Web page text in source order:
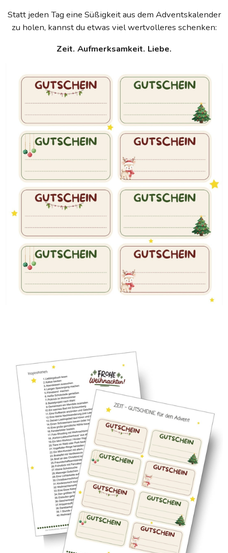
Statt jeden Tag eine Süßigkeit aus dem Adventskalender
zu holen, kannst du etwas viel wertvolleres schenken:
Zeit. Aufmerksamkeit. Liebe.